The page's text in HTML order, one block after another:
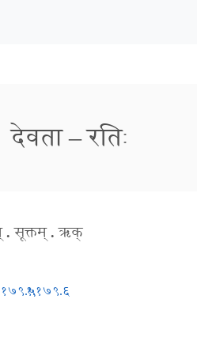
देवता – रतिः
. सूक्तम् . ऋक्
१.१७९.६